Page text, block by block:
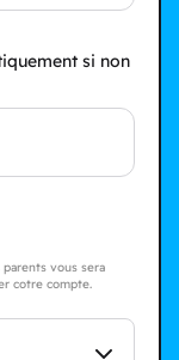
si non
vous sera
cotre compte.